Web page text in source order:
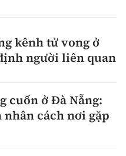
kênh tử vong ở
người liên quan
cuốn ở Đà Nẵng:
cách nơi gặp